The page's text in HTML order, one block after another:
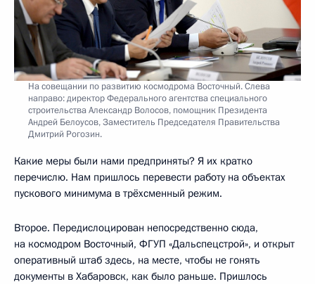
На совещании по развитию космодрома Восточный. Слева
направо: директор Федерального агентства специального
строительства Александр Волосов, помощник Президента
Андрей Белоусов, Заместитель Председателя Правительства
Дмитрий Рогозин.
Какие меры были нами предприняты? Я их кратко
перечислю. Нам пришлось перевести работу на объектах
пускового минимума в трёхсменный режим.
Второе. Передислоцирован непосредственно сюда,
на космодром Восточный, ФГУП «Дальспецстрой», и открыт
оперативный штаб здесь, на месте, чтобы не гонять
документы в Хабаровск, как было раньше. Пришлось